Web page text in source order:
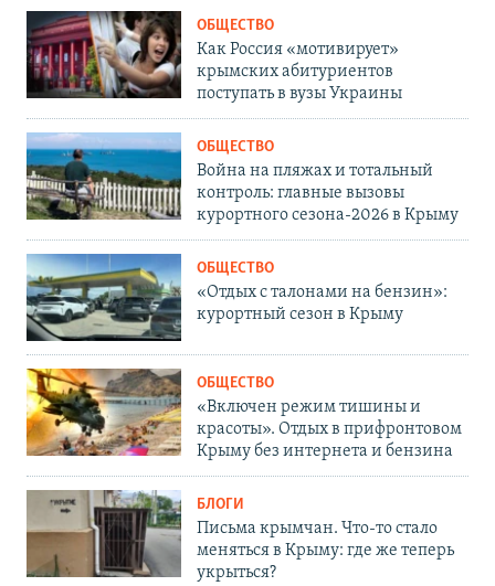
ОБЩЕСТВО
Как Россия «мотивирует»
крымских абитуриентов
поступать в вузы Украины
ОБЩЕСТВО
Война на пляжах и тотальный
контроль: главные вызовы
курортного сезона-2026 в Крыму
ОБЩЕСТВО
«Отдых с талонами на бензин»:
курортный сезон в Крыму
ОБЩЕСТВО
«Включен режим тишины и
красоты». Отдых в прифронтовом
Крыму без интернета и бензина
БЛОГИ
Письма крымчан. Что-то стало
меняться в Крыму: где же теперь
укрыться?